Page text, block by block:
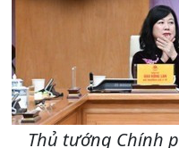
Thủ tướng Chính